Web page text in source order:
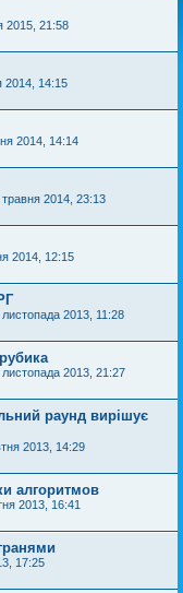
2015, 21:58
2014, 14:15
2014, 14:14
травня 2014, 23:13
2014, 12:15
2013, 11:28
листопада 2013, 21:27
раунд вирішує
2013, 14:29
алгоритмов
2013, 16:41
17:25